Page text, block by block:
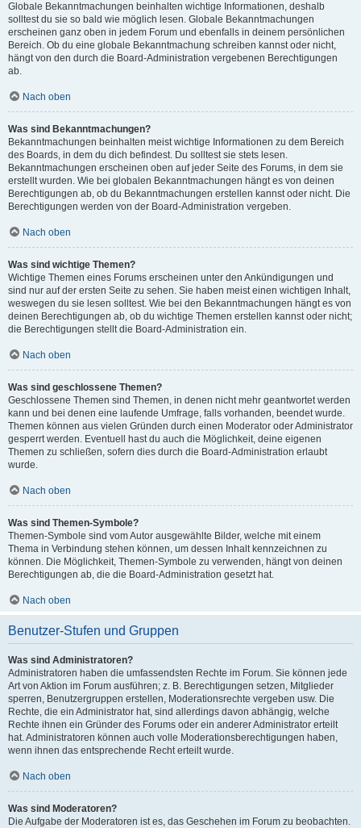
Globale Bekanntmachungen beinhalten wichtige Informationen, deshalb
solltest du sie so bald wie möglich lesen. Globale Bekanntmachungen
erscheinen ganz oben in jedem Forum und ebenfalls in deinem persönlichen
Bereich. Ob du eine globale Bekanntmachung schreiben kannst oder nicht,
hängt von den durch die Board-Administration vergebenen Berechtigungen
ab.
Nach oben
Was sind Bekanntmachungen?
Bekanntmachungen beinhalten meist wichtige Informationen zu dem Bereich
des Boards, in dem du dich befindest. Du solltest sie stets lesen.
Bekanntmachungen erscheinen oben auf jeder Seite des Forums, in dem sie
erstellt wurden. Wie bei globalen Bekanntmachungen hängt es von deinen
Berechtigungen ab, ob du Bekanntmachungen erstellen kannst oder nicht. Die
Berechtigungen werden von der Board-Administration vergeben.
Nach oben
Was sind wichtige Themen?
Wichtige Themen eines Forums erscheinen unter den Ankündigungen und
sind nur auf der ersten Seite zu sehen. Sie haben meist einen wichtigen Inhalt,
weswegen du sie lesen solltest. Wie bei den Bekanntmachungen hängt es von
deinen Berechtigungen ab, ob du wichtige Themen erstellen kannst oder nicht;
die Berechtigungen stellt die Board-Administration ein.
Nach oben
Was sind geschlossene Themen?
Geschlossene Themen sind Themen, in denen nicht mehr geantwortet werden
kann und bei denen eine laufende Umfrage, falls vorhanden, beendet wurde.
Themen können aus vielen Gründen durch einen Moderator oder Administrator
gesperrt werden. Eventuell hast du auch die Möglichkeit, deine eigenen
Themen zu schließen, sofern dies durch die Board-Administration erlaubt
wurde.
Nach oben
Was sind Themen-Symbole?
Themen-Symbole sind vom Autor ausgewählte Bilder, welche mit einem
Thema in Verbindung stehen können, um dessen Inhalt kennzeichnen zu
können. Die Möglichkeit, Themen-Symbole zu verwenden, hängt von deinen
Berechtigungen ab, die die Board-Administration gesetzt hat.
Nach oben
Benutzer-Stufen und Gruppen
Was sind Administratoren?
Administratoren haben die umfassendsten Rechte im Forum. Sie können jede
Art von Aktion im Forum ausführen; z. B. Berechtigungen setzen, Mitglieder
sperren, Benutzergruppen erstellen, Moderationsrechte vergeben usw. Die
Rechte, die ein Administrator hat, sind allerdings davon abhängig, welche
Rechte ihnen ein Gründer des Forums oder ein anderer Administrator erteilt
hat. Administratoren können auch volle Moderationsberechtigungen haben,
wenn ihnen das entsprechende Recht erteilt wurde.
Nach oben
Was sind Moderatoren?
Die Aufgabe der Moderatoren ist es, das Geschehen im Forum zu beobachten.